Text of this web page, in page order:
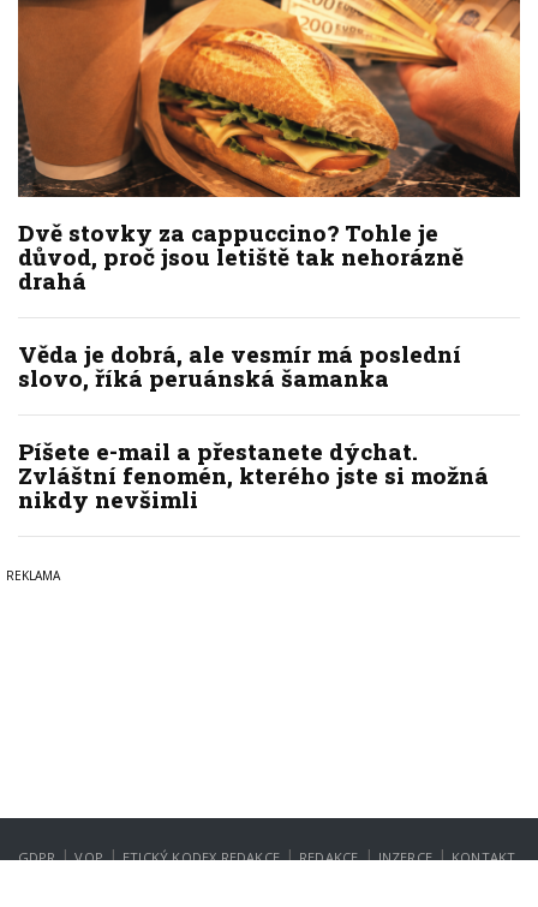
Dvě stovky za cappuccino? Tohle je
důvod, proč jsou letiště tak nehorázně
drahá
Věda je dobrá, ale vesmír má poslední
slovo, říká peruánská šamanka
Píšete e-mail a přestanete dýchat.
Zvláštní fenomén, kterého jste si možná
nikdy nevšimli
GDPR | VOP | ETICKÝ KODEX REDAKCE | REDAKCE | INZERCE | KONTAKT